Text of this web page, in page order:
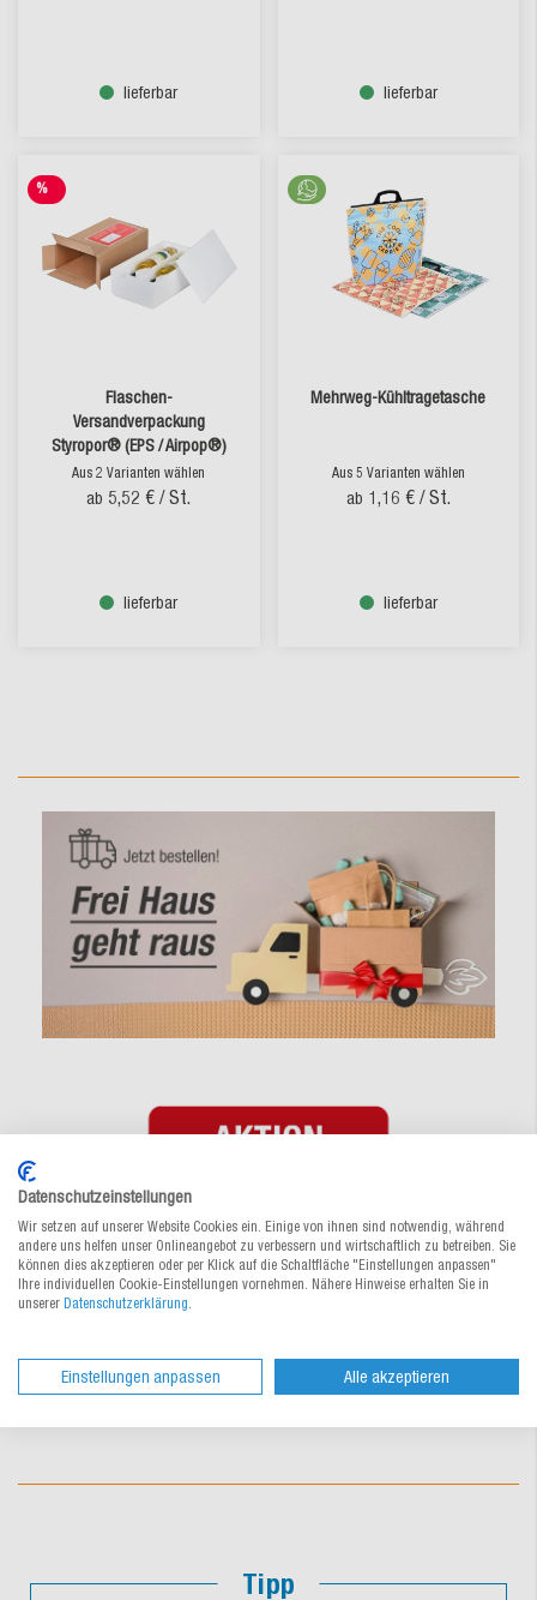
lieferbar lieferbar
%
Flaschen-
Versandverpackung
Styropor® (EPS / Airpop®)
Aus 2 Varianten wählen
ab 5,52 € / St.
lieferbar
Mehrweg-Kühltragetasche
Aus 5 Varianten wählen
ab 1,16 € / St.
lieferbar
Versandkostenfreie Lieferung ab
50€
Deutschlands – einfach Rabattcode «123Versandfrei»
einlösen (gültig bis 31.08.2026).
Tipp
Datenschutzeinstellungen
Wir setzen auf unserer Website Cookies ein. Einige von ihnen sind notwendig, während
andere uns helfen unser Onlineangebot zu verbessern und wirtschaftlich zu betreiben. Sie
können dies akzeptieren oder per Klick auf die Schaltfläche "Einstellungen anpassen"
Ihre individuellen Cookie-Einstellungen vornehmen. Nähere Hinweise erhalten Sie in
unserer Datenschutzerklärung.
Einstellungen anpassen Alle akzeptieren